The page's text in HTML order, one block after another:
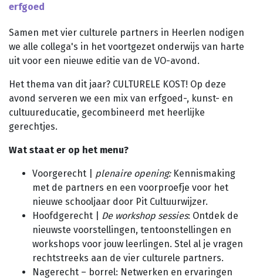
Reizen in de Tijd
Bijeenkomsten
Bibliotheken
Actueel
Inspiratiewijzer
erfgoed
Samen met vier culturele partners in Heerlen nodigen
we alle collega's in het voortgezet onderwijs van harte
uit voor een nieuwe editie van de VO-avond.
Het thema van dit jaar? CULTURELE KOST! Op deze
avond serveren we een mix van erfgoed-, kunst- en
cultuureducatie, gecombineerd met heerlijke
gerechtjes.
Wat staat er op het menu?
Voorgerecht | plenaire opening: Kennismaking
met de partners en een voorproefje voor het
nieuwe schooljaar door Pit Cultuurwijzer.
Hoofdgerecht | De workshop sessies: Ontdek de
nieuwste voorstellingen, tentoonstellingen en
workshops voor jouw leerlingen. Stel al je vragen
rechtstreeks aan de vier culturele partners.
Nagerecht – borrel: Netwerken en ervaringen